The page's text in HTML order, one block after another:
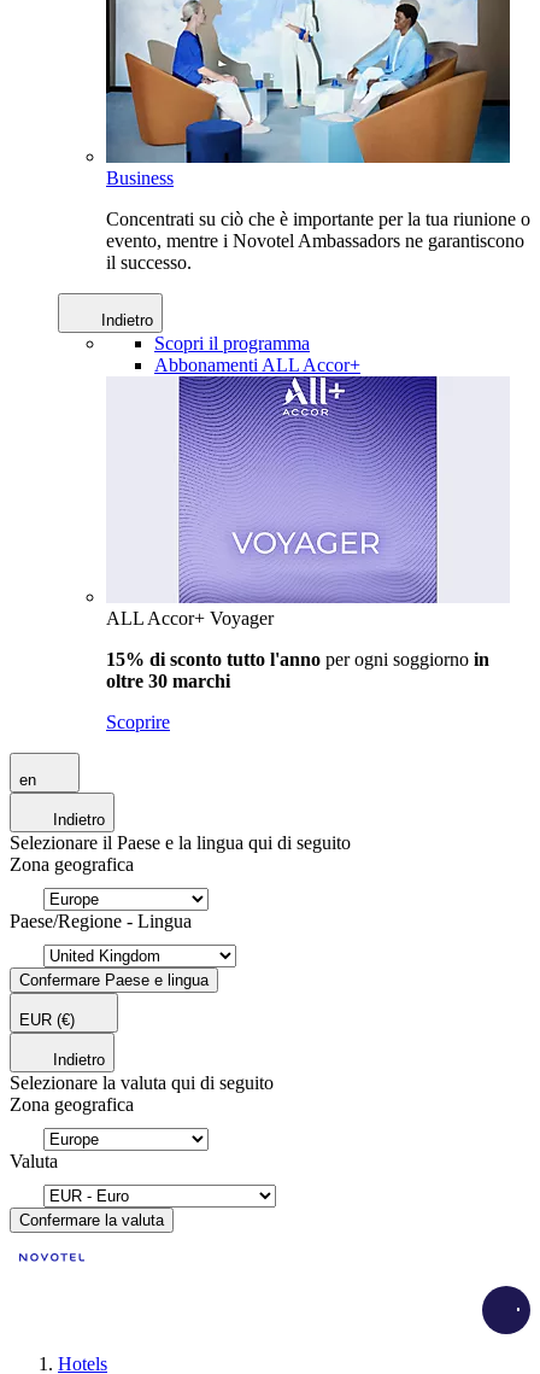
Business
Concentrati su ciò che è importante per la tua riunione o
evento, mentre i Novotel Ambassadors ne garantiscono
il successo.
Indietro
Scopri il programma
Abbonamenti ALL Accor+
ALL Accor+ Voyager
15% di sconto tutto l'anno per ogni soggiorno in
oltre 30 marchi
Scoprire
en
Indietro
Selezionare il Paese e la lingua qui di seguito
Zona geografica
Paese/Regione - Lingua
Confermare Paese e lingua
EUR (€)
Indietro
Selezionare la valuta qui di seguito
Zona geografica
Valuta
Confermare la valuta
Hotels